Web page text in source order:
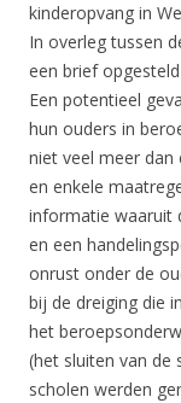
kinderopvang in
In overleg tussen
een brief
Een potentieel
hun ouders in
niet veel meer dan
en enkele
informatie waaruit
en een
onrust onder de
bij de dreiging die
het
(het sluiten van de
scholen werden